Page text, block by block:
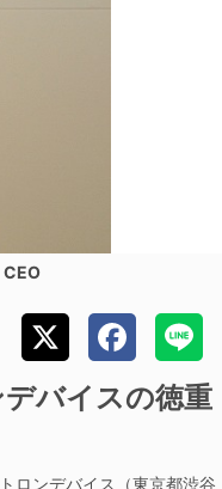
バイスの徳重
ロンデバイス（東京都渋谷